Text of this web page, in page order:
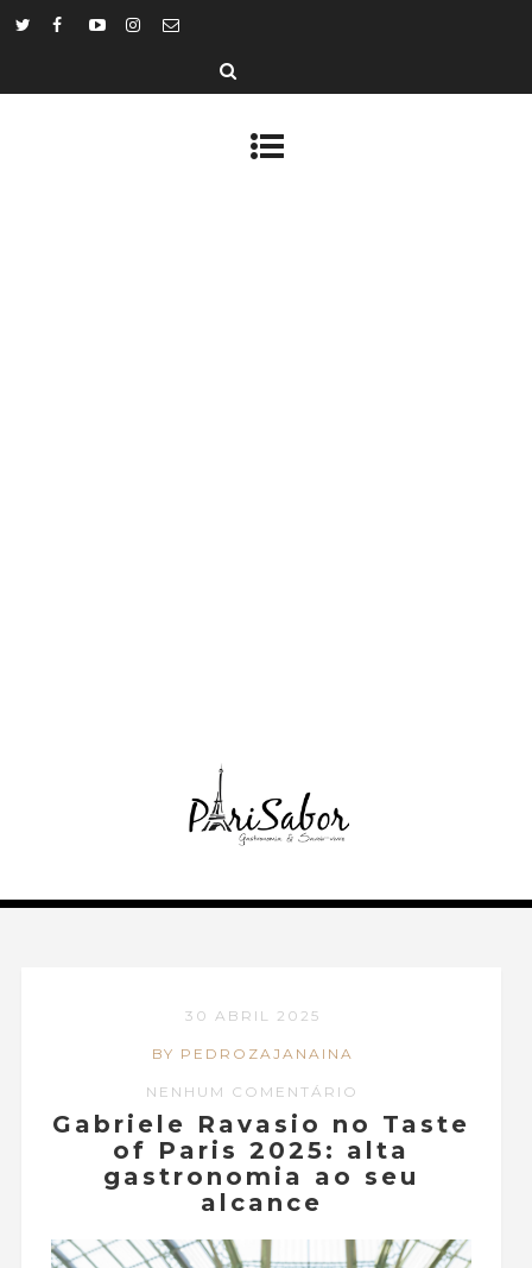
30 ABRIL 2025
BY PEDROZAJANAINA
NENHUM COMENTÁRIO
Gabriele Ravasio no Taste
of Paris 2025: alta
gastronomia ao seu
alcance